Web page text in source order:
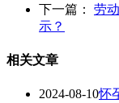
下一篇： 劳
示？
相关文章
2024-08-10怀